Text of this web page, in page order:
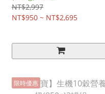
NT$2,997
NT$950 ~ NT$2,695
限時優惠